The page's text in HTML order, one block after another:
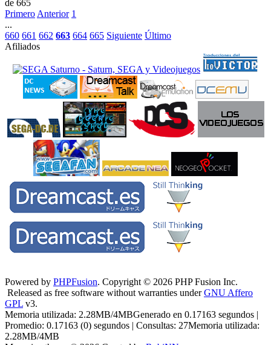
de 665
Primero Anterior 1
...
660 661 662 663 664 665 Siguiente Último
Afiliados
Powered by PHPFusion. Copyright © 2026 PHP Fusion Inc.
Released as free software without warranties underGNU Affero
GPL v3.
Memoria utilizada: 2.28MB/4MBGenerado en 0.17163 segundos |
Promedio: 0.17163 (0) segundos | Consultas: 27Memoria utilizada:
2.28MB/4MB